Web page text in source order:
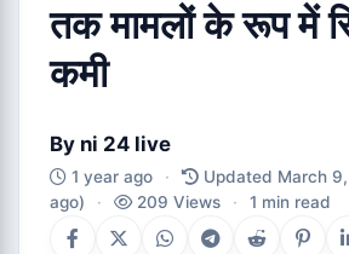
तक मामलों के रूप में
कमी
By ni 24 live
1 year ago · Updated March
ago)
· 209 Views · 1 min read